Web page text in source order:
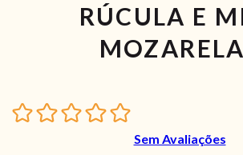
RÚCULA E
Sem Avaliações